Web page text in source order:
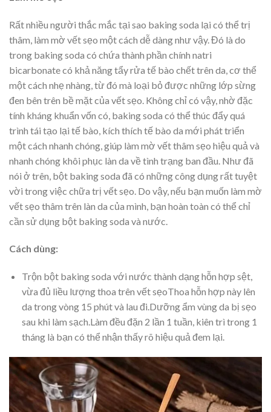
Rất nhiều người thắc mắc tại sao baking soda lại có thể trị
thâm, làm mờ vết sẹo một cách dễ dàng như vậy. Đó là do
trong baking soda có chứa thành phần chính natri
bicarbonate có khả năng tẩy rửa tế bào chết trên da, cơ thể
một cách nhẹ nhàng, từ đó mà loại bỏ được những lớp sừng
đen bên trên bề mặt của vết sẹo. Không chỉ có vậy, nhờ đặc
tính kháng khuẩn vốn có, baking soda có thể thúc đẩy quá
trình tái tạo lại tế bào, kích thích tế bào da mới phát triển
một cách nhanh chóng, giúp làm mờ vết thâm sẹo hiệu quả và
nhanh chóng khôi phục làn da về tình trạng ban đầu. Như đã
nói ở trên, bột baking soda đã có những công dụng rất tuyệt
vời trong việc chữa trị vết sẹo. Do vậy, nếu bạn muốn làm mờ
vết sẹo thâm trên làn da của mình, bạn hoàn toàn có thể chỉ
cần sử dụng bột baking soda và nước.
Cách dùng:
Trộn bột baking soda với nước thành dạng hỗn hợp sệt,
vừa đủ liều lượng thoa trên vết sẹoThoa hỗn hợp này lên
da trong vòng 15 phút và lau đi.Dưỡng ẩm vùng da bị sẹo
sau khi làm sạch.Làm đều đặn 2 lần 1 tuần, kiên trì trong 1
tháng là bạn có thể nhận thấy rõ hiệu quả đem lại.